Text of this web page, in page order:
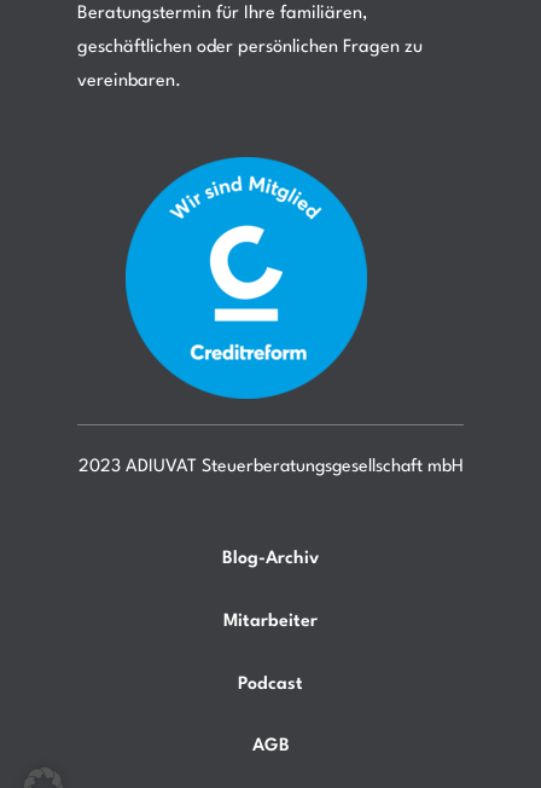
Beratungstermin für Ihre familiären,
geschäftlichen oder persönlichen Fragen zu
vereinbaren.
2023 ADIUVAT Steuerberatungsgesellschaft mbH
Blog-Archiv
Mitarbeiter
Podcast
AGB